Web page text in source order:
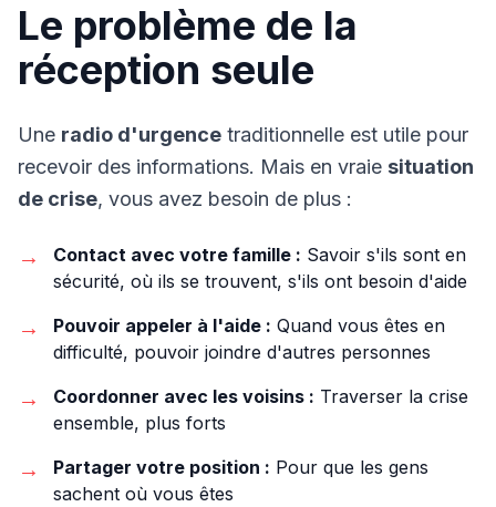
Le problème de la
réception seule
Une radio d'urgence traditionnelle est utile pour
recevoir des informations. Mais en vraie situation
de crise, vous avez besoin de plus :
→ Contact avec votre famille : Savoir s'ils sont en
sécurité, où ils se trouvent, s'ils ont besoin d'aide
→ Pouvoir appeler à l'aide : Quand vous êtes en
difficulté, pouvoir joindre d'autres personnes
→ Coordonner avec les voisins : Traverser la crise
ensemble, plus forts
→ Partager votre position : Pour que les gens
sachent où vous êtes